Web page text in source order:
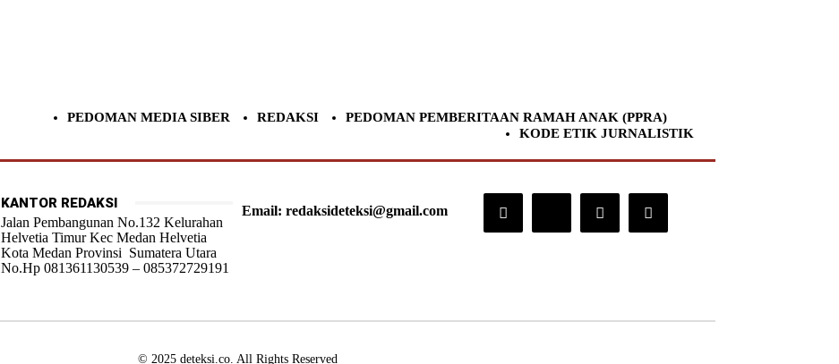
PEDOMAN MEDIA SIBER REDAKSI
PEDOMAN PEMBERITAAN RAMAH ANAK (PPRA)
KODE ETIK JURNALISTIK
KANTOR REDAKSI
Jalan Pembangunan No.132 Kelurahan
Helvetia Timur Kec Medan Helvetia
Kota Medan Provinsi Sumatera Utara
No.Hp 081361130539 – 085372729191
Email: redaksideteksi@gmail.com
© 2025 deteksi.co. All Rights Reserved